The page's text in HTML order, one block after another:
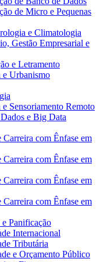
de Micro e Pequenas
e Climatologia
Gestão Empresarial e
e Letramento
e Urbanismo
Sensoriamento Remoto
e Big Data
com Ênfase em
com Ênfase em
com Ênfase em
com Ênfase em
Panificação
Internacional
Tributária
e Orçamento Público